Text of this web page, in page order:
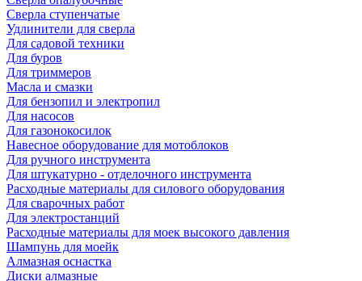
Сверла ступенчатые
Удлинители для сверла
Для садовой техники
Для буров
Для триммеров
Масла и смазки
Для бензопил и электропил
Для насосов
Для газонокосилок
Навесное оборудование для мотоблоков
Для ручного инструмента
Для штукатурно - отделочного инструмента
Расходные материалы для силового оборудования
Для сварочных работ
Для электростанций
Расходные материалы для моек высокого давления
Шампунь для моейк
Алмазная оснастка
Диски алмазные